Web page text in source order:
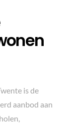
is de
aanbod aan